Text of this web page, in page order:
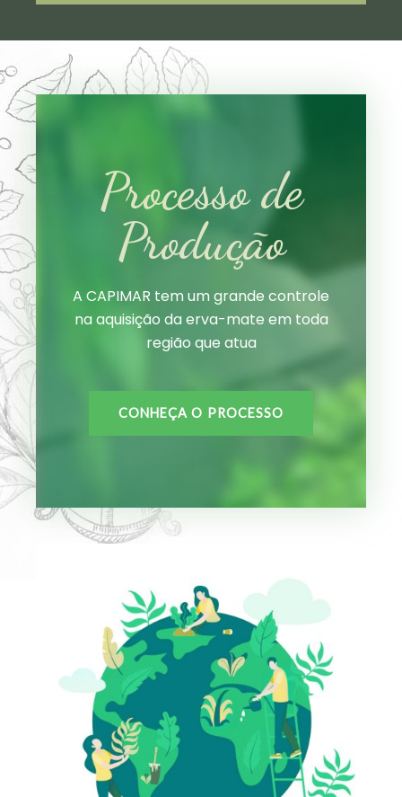
Processo de
Produção
A CAPIMAR tem um grande controle
na aquisição da erva-mate em toda
região que atua
CONHEÇA O PROCESSO